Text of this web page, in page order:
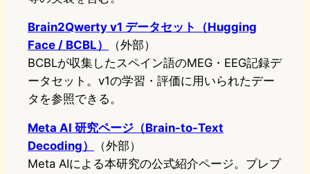
Brain2Qwerty v1 データセット（Hugging
Face / BCBL）
（外部）
BCBLが収集したスペイン語のMEG・EEG記録デ
ータセット。v1の学習・評価に用いられたデー
タを参照できる。
Meta AI 研究ページ（Brain-to-Text
Decoding）
（外部）
Meta AIによる本研究の公式紹介ページ。プレプ